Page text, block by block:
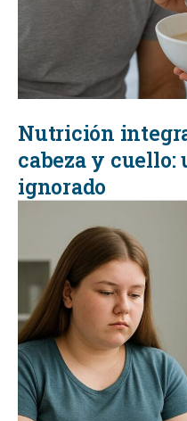
Nutrición
cabeza y
ignorado